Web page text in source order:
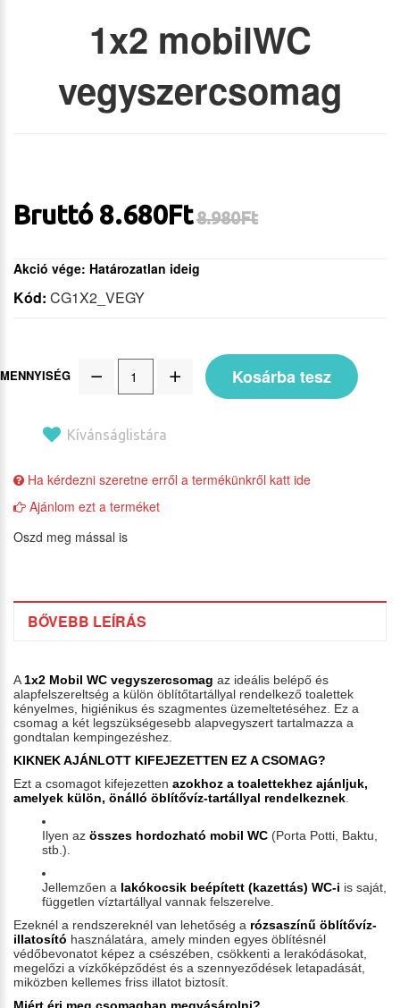
1x2 mobilWC
vegyszercsomag
Bruttó 8.680Ft8.980Ft
Akció vége: Határozatlan ideig
Kód: CG1X2_VEGY
MENNYISÉG Kosárba tesz
Kívánságlistára
Ha kérdezni szeretne erről a termékünkről katt ide
Ajánlom ezt a terméket
Oszd meg mással is
BŐVEBB LEÍRÁS
A1x2 Mobil WC vegyszercsomag az ideális belépő és
alapfelszereltség a külön öblítőtartállyal rendelkező toalettek
kényelmes, higiénikus és szagmentes üzemeltetéséhez. Ez a
csomag a két legszükségesebb alapvegyszert tartalmazza a
gondtalan kempingezéshez.
KIKNEK AJÁNLOTT KIFEJEZETTEN EZ A CSOMAG?
Ezt a csomagot kifejezetten azokhoz a toalettekhez ajánljuk,
amelyek külön, önálló öblítővíz-tartállyal rendelkeznek.
Ilyen az összes hordozható mobil WC (Porta Potti, Baktu,
stb.).
Jellemzően a lakókocsik beépített (kazettás) WC-i is saját,
független víztartállyal vannak felszerelve.
Ezeknél a rendszereknél van lehetőség a rózsaszínű öblítővíz-
illatosító használatára, amely minden egyes öblítésnél
védőbevonatot képez a csészében, csökkenti a lerakódásokat,
megelőzi a vízkőképződést és a szennyeződések letapadását,
miközben kellemes friss illatot biztosít.